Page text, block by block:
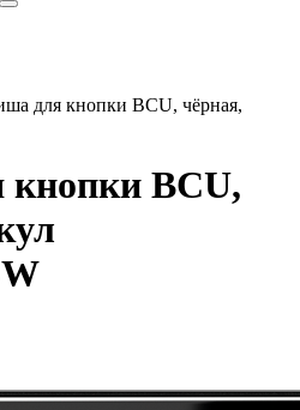
для кнопки BCU, чёрная,
BCU,